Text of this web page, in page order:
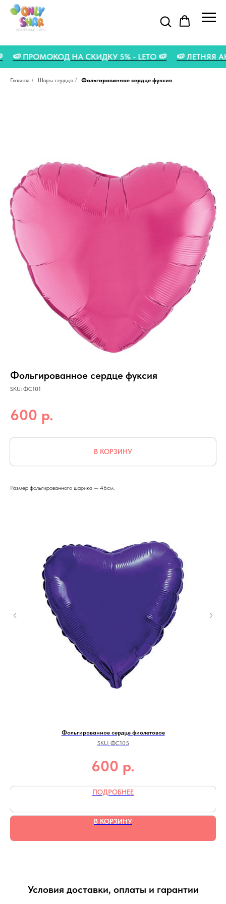
🍉 🍉 ПРОМОКОД НА СКИДКУ 5% - LETO 🍉 🍉
Главная / Шары сердца / Фольгированное сердце фуксия
Фольгированное сердце фуксия
SKU: ФС101
600 р.
В КОРЗИНУ
Размер фольгированного шарика — 46см.
Фольгированное сердце фиолетовое
SKU: ФС105
600 р.
ПОДРОБНЕЕ
В КОРЗИНУ
Условия доставки, оплаты и гарантии